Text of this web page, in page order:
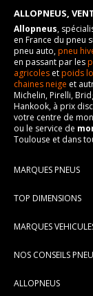
ALLOPNEUS,
Allopneus,
en France du pneu
pneu auto,pneu
en passant par les
agricoles etpoids
chaines neige et
Michelin, Pirelli,
Hankook, à prix
votre centre de
ou le service de
Toulouse et dans
MARQUES PNEUS
Pneus Continental
Pneus Hankook
TOP DIMENSIONS
195/65R15
MARQUES
Peugeot
NOS CONSEILS
ALLOPNEUS